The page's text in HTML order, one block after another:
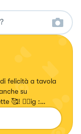
felicità a tavola
su
🥰! 👉🏻ig :